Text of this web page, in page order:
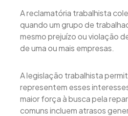
A reclamatória trabalhista
quando um grupo de
mesmo prejuízo ou violação
de uma ou mais empresas.
A legislação trabalhista
representem esses
maior força à busca pela
comuns incluem atrasos